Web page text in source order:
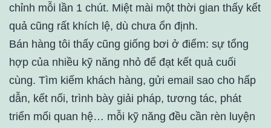
chỉnh mỗi lần 1 chút. Miệt mài một thời gian thấy kết
quả cũng rất khích lệ, dù chưa ổn định.
Bán hàng tôi thấy cũng giống bơi ở điểm: sự tổng
hợp của nhiều kỹ năng nhỏ để đạt kết quả cuối
cùng. Tìm kiếm khách hàng, gửi email sao cho hấp
dẫn, kết nối, trình bày giải pháp, tương tác, phát
triển mối quan hệ… mỗi kỹ năng đều cần rèn luyện